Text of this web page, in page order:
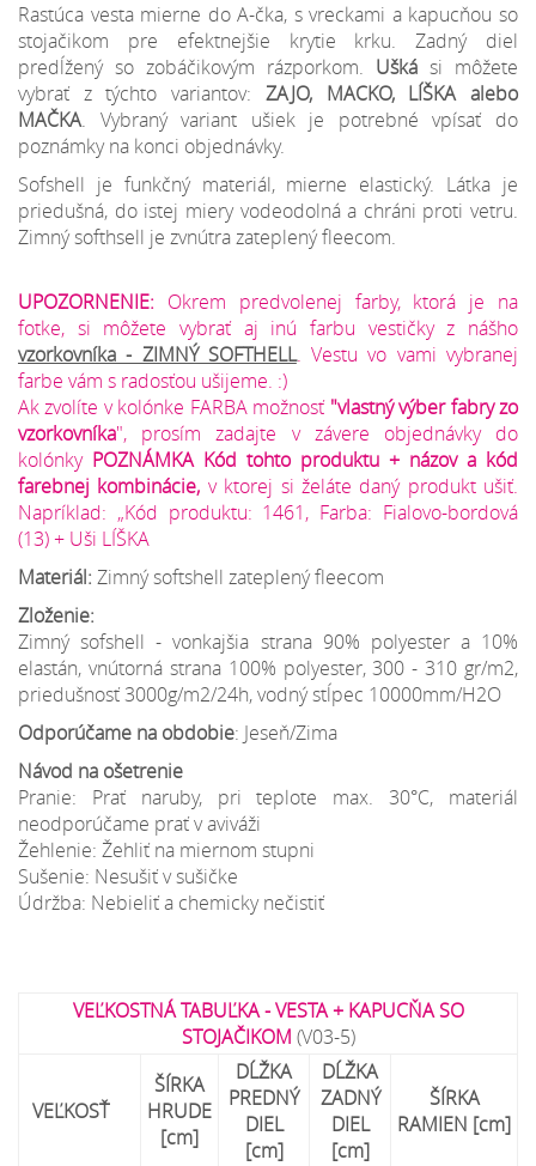
Rastúca vesta mierne do A-čka, s vreckami a kapucňou so
stojačikom pre efektnejšie krytie krku. Zadný diel
predĺžený so zobáčikovým rázporkom. Ušká si môžete
vybrať z týchto variantov: ZAJO, MACKO, LÍŠKA alebo
MAČKA. Vybraný variant ušiek je potrebné vpísať do
poznámky na konci objednávky.
Sofshell je funkčný materiál, mierne elastický. Látka je
priedušná, do istej miery vodeodolná a chráni proti vetru.
Zimný softhsell je zvnútra zateplený fleecom.
UPOZORNENIE: Okrem predvolenej farby, ktorá je na
fotke, si môžete vybrať aj inú farbu vestičky z nášho
vzorkovníka - ZIMNÝ SOFTHELL. Vestu vo vami vybranej
farbe vám s radosťou ušijeme. :)
Ak zvolíte v kolónke FARBA možnosť "vlastný výber fabry zo
vzorkovníka", prosím zadajte v závere objednávky do
kolónky POZNÁMKA Kód tohto produktu + názov a kód
farebnej kombinácie, v ktorej si želáte daný produkt ušiť.
Napríklad: „Kód produktu: 1461, Farba: Fialovo-bordová
(13) + Uši LÍŠKA
Materiál: Zimný softshell zateplený fleecom
Zloženie:
Zimný sofshell - vonkajšia strana 90% polyester a 10%
elastán, vnútorná strana 100% polyester, 300 - 310 gr/m2,
priedušnosť 3000g/m2/24h, vodný stĺpec 10000mm/H2O
Odporúčame na obdobie: Jeseň/Zima
Návod na ošetrenie
Pranie: Prať naruby, pri teplote max. 30°C, materiál
neodporúčame prať v aviváži
Žehlenie: Žehliť na miernom stupni
Sušenie: Nesušiť v sušičke
Údržba: Nebieliť a chemicky nečistiť
VEĽKOSTNÁ TABUĽKA - VESTA + KAPUCŇA SO
STOJAČIKOM (V03-5)
VEĽKOSŤ
ŠÍRKA
HRUDE
[cm]
DĹŽKA
PREDNÝ
DIEL
[cm]
DĹŽKA
ZADNÝ
DIEL
[cm]
ŠÍRKA
RAMIEN [cm]